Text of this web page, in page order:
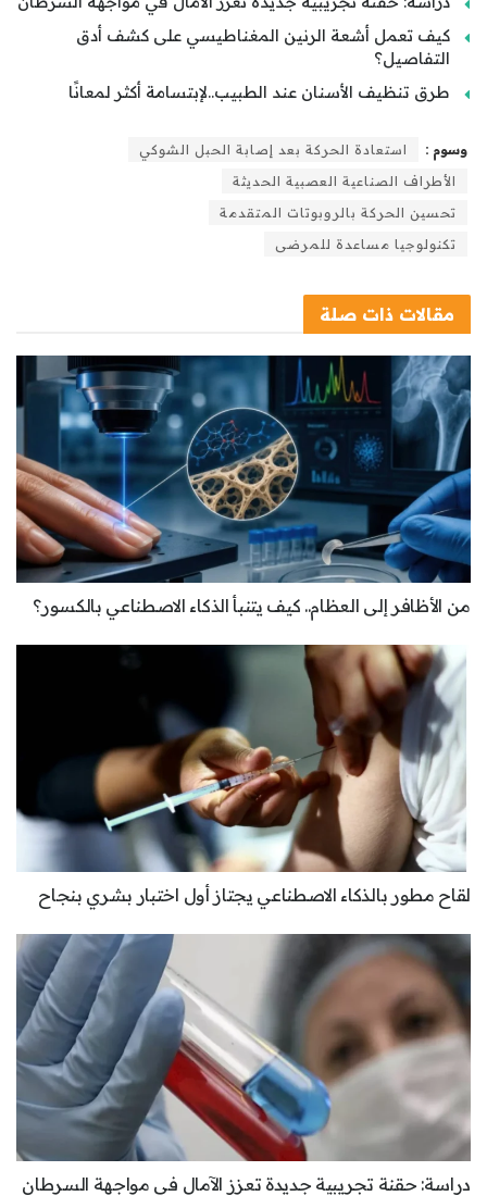
كيف تعمل أشعة الرنين المغناطيسي على كشف أدق
التفاصيل؟
طرق تنظيف الأسنان عند الطبيب..لإبتسامة أكثر لمعانًا
وسوم :
استعادة الحركة بعد إصابة الحبل الشوكي
الأطراف الصناعية العصبية الحديثة
تحسين الحركة بالروبوتات المتقدمة
تكنولوجيا مساعدة للمرضى
مقالات ذات صلة
من الأظافر إلى العظام.. كيف يتنبأ الذكاء الاصطناعي بالكسور؟
لقاح مطور بالذكاء الاصطناعي يجتاز أول اختبار بشري بنجاح
دراسة: حقنة تجريبية جديدة تعزز الآمال في مواجهة السرطان